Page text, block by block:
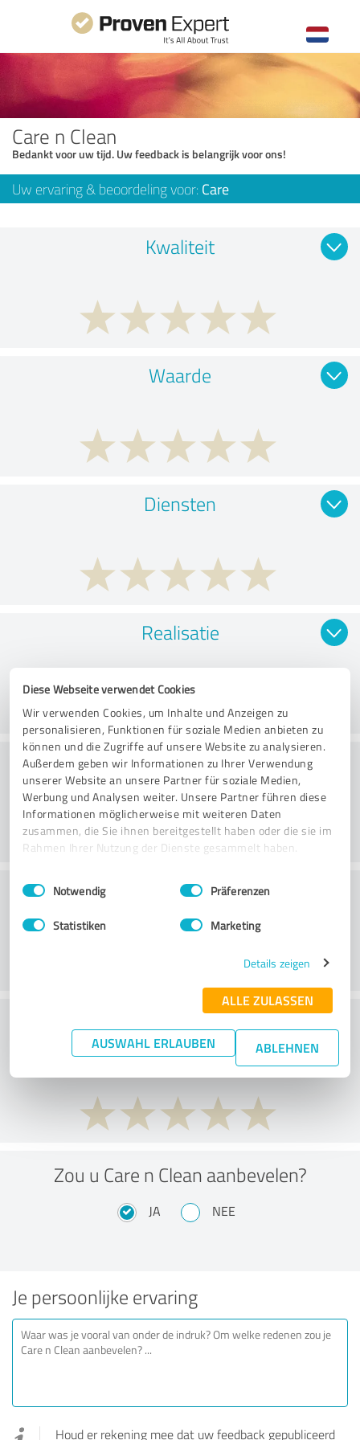
Diese Webseite verwendet Cookies
Wir verwenden Cookies, um Inhalte und Anzeigen zu
personalisieren, Funktionen für soziale Medien anbieten zu
können und die Zugriffe auf unsere Website zu analysieren.
Außerdem geben wir Informationen zu Ihrer Verwendung
unserer Website an unsere Partner für soziale Medien,
Werbung und Analysen weiter. Unsere Partner führen diese
Informationen möglicherweise mit weiteren Daten
zusammen, die Sie ihnen bereitgestellt haben oder die sie im
Rahmen Ihrer Nutzung der Dienste gesammelt haben.
Impressum Datenschutzbestimmungen
Einwilligungsauswahl
Notwendig Präferenzen
Statistiken Marketing
Details zeigen
ALLE ZULASSEN
AUSWAHL ERLAUBEN ABLEHNEN
Care n Clean
Bedankt voor uw tijd. Uw feedback is belangrijk voor ons!
Uw ervaring & beoordeling voor: Care
Kwaliteit
Waarde
Diensten
Realisatie
Consulting
Klantenservice
Wat vind je van de prijs-
prestatieverhouding?
Zou u Care n Clean aanbevelen?
JA NEE
Je persoonlijke ervaring
Houd er rekening mee dat uw feedback gepubliceerd